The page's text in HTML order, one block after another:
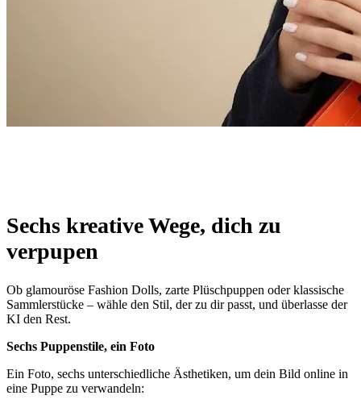
Sechs kreative Wege, dich zu
verpupen
Ob glamouröse Fashion Dolls, zarte Plüschpuppen oder klassische
Sammlerstücke – wähle den Stil, der zu dir passt, und überlasse der
KI den Rest.
Sechs Puppenstile, ein Foto
Ein Foto, sechs unterschiedliche Ästhetiken, um dein Bild online in
eine Puppe zu verwandeln: